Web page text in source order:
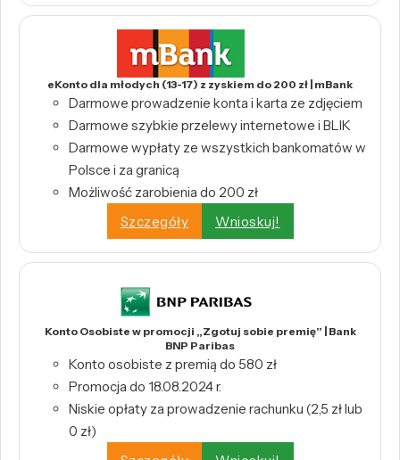
eKonto dla młodych (13-17) z zyskiem do 200 zł | mBank
Darmowe prowadzenie konta i karta ze zdjęciem
Darmowe szybkie przelewy internetowe i BLIK
Darmowe wypłaty ze wszystkich bankomatów w
Polsce i za granicą
Możliwość zarobienia do 200 zł
Szczegóły
Wnioskuj!
Konto Osobiste w promocji „Zgotuj sobie premię” | Bank
BNP Paribas
Konto osobiste z premią do 580 zł
Promocja do 18.08.2024 r.
Niskie opłaty za prowadzenie rachunku (2,5 zł lub
0 zł)